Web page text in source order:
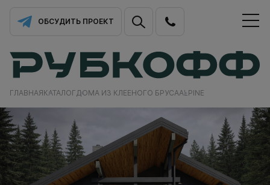
ОБСУДИТЬ ПРОЕКТ
ГЛАВНАЯКАТАЛОГ ДОМА ИЗ КЛЕЕНОГО БРУСАALPINE